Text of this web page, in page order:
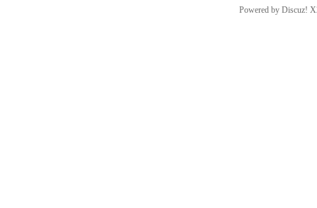
Powered by Discuz!